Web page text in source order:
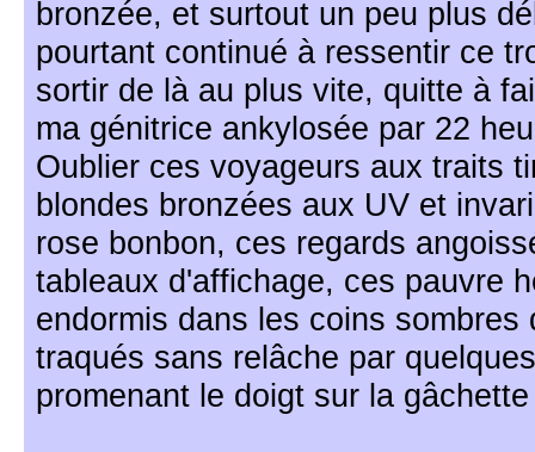
bronzée, et surtout un peu plus
pourtant continué à ressentir ce
sortir de là au plus vite, quitte à
ma génitrice ankylosée par 22
Oublier ces voyageurs aux traits
blondes bronzées aux UV et
rose bonbon, ces regards
tableaux d'affichage, ces pauvre
endormis dans les coins sombres
traqués sans relâche par
promenant le doigt sur la